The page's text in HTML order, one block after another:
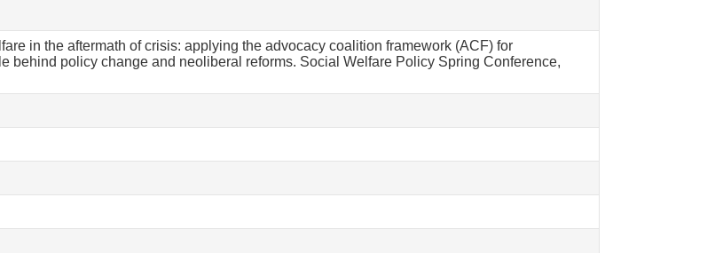
in the aftermath of crisis: applying the advocacy coalition framework (ACF) for
behind policy change and neoliberal reforms. Social Welfare Policy Spring Conference,